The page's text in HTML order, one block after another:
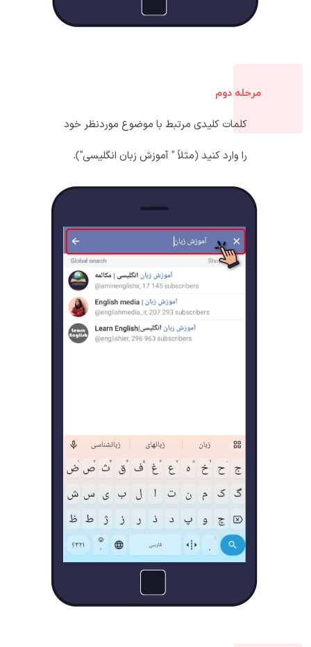
مرحله دوم
کلمات کلیدی مرتبط با موضوع موردنظر خود
را وارد کنید (مثلاً " آموزش زبان انگلیسی").